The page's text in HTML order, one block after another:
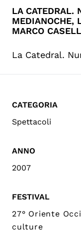
LA CATEDRAL.
MEDIANOCHE,
MARCO
La Catedral.
CATEGORIA
Spettacoli
ANNO
2007
FESTIVAL
27° Oriente
culture